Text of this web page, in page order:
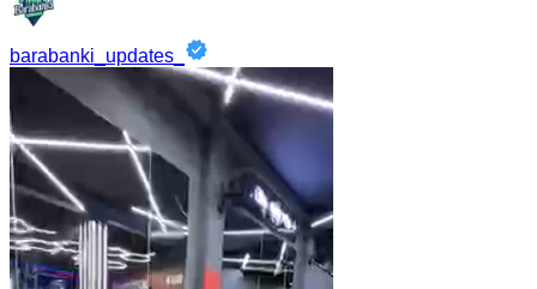
barabanki_updates_